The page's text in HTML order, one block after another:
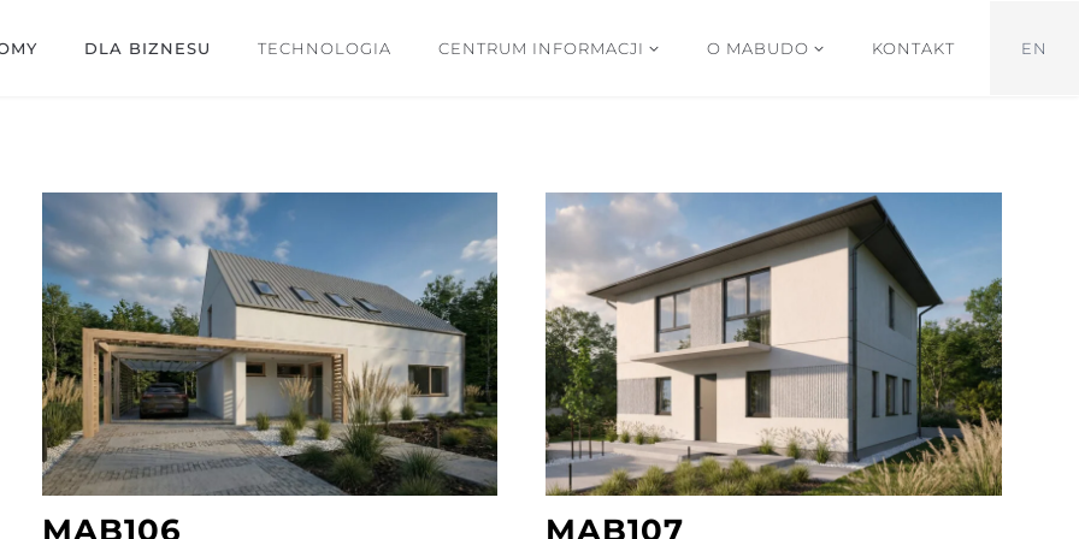
DLA BIZNESU TECHNOLOGIA CENTRUM INFORMACJI O MABUDO KONTAKT EN
MAB106 MAB107